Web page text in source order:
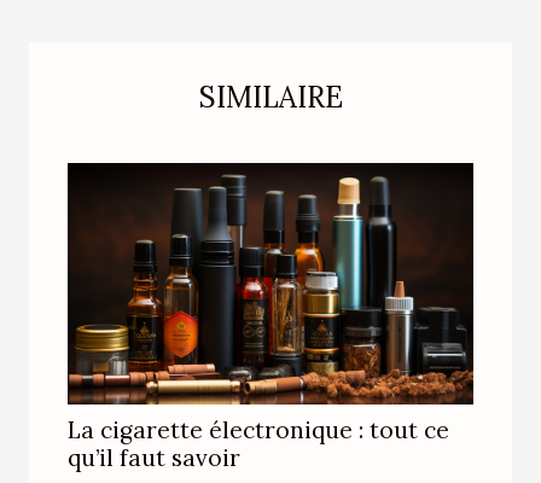
SIMILAIRE
La cigarette électronique : tout ce
qu’il faut savoir